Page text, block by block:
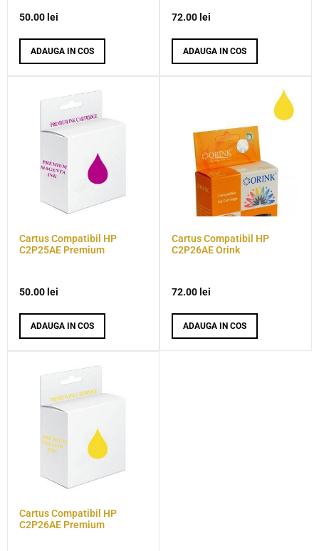
50.00 lei
ADAUGA IN COS
72.00 lei
ADAUGA IN COS
Cartus Compatibil HP
C2P25AE Premium
50.00 lei
ADAUGA IN COS
Cartus Compatibil HP
C2P26AE Orink
72.00 lei
ADAUGA IN COS
Cartus Compatibil HP
C2P26AE Premium